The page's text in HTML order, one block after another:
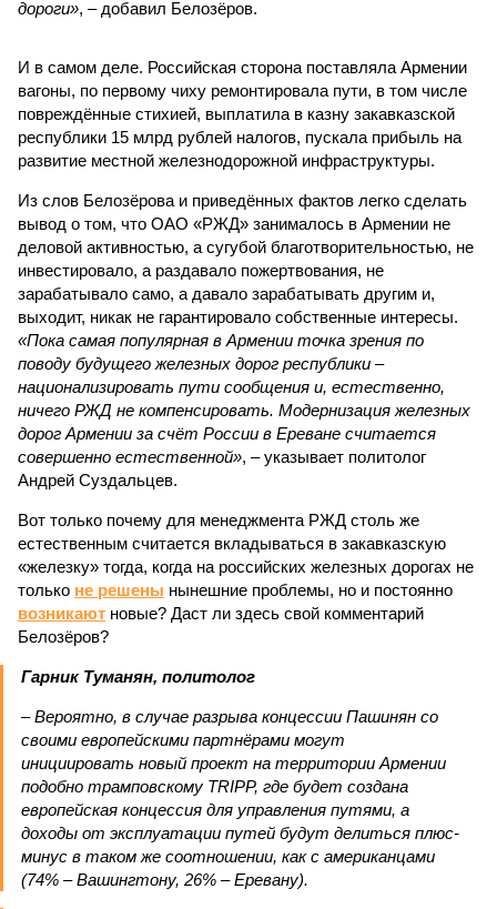
дороги», – добавил Белозёров.
И в самом деле. Российская сторона поставляла Армении
вагоны, по первому чиху ремонтировала пути, в том числе
повреждённые стихией, выплатила в казну закавказской
республики 15 млрд рублей налогов, пускала прибыль на
развитие местной железнодорожной инфраструктуры.
Из слов Белозёрова и приведённых фактов легко сделать
вывод о том, что ОАО «РЖД» занималось в Армении не
деловой активностью, а сугубой благотворительностью, не
инвестировало, а раздавало пожертвования, не
зарабатывало само, а давало зарабатывать другим и,
выходит, никак не гарантировало собственные интересы.
«Пока самая популярная в Армении точка зрения по
поводу будущего железных дорог рес­публики –
национализировать пути сообщения и, естественно,
ничего РЖД не компенсировать. Модернизация железных
дорог Армении за счёт России в Ереване считается
совершенно естественной», – указывает политолог
Андрей Суздальцев.
Вот только почему для менеджмента РЖД столь же
естественным считается вкладываться в закавказскую
«железку» тогда, когда на российских железных дорогах не
только не решены нынешние проблемы, но и постоянно
возникают новые? Даст ли здесь свой комментарий
Белозёров?
Гарник Туманян, политолог
– Вероятно, в случае разрыва концессии Пашинян со
своими европейскими партнёрами могут
инициировать новый проект на территории Армении
подобно трамповскому TRIPP, где будет создана
европейская концессия для управления путями, а
доходы от эксплуатации путей будут делиться плюс-
минус в таком же соотношении, как с американцами
(74% – Вашингтону, 26% – Еревану).